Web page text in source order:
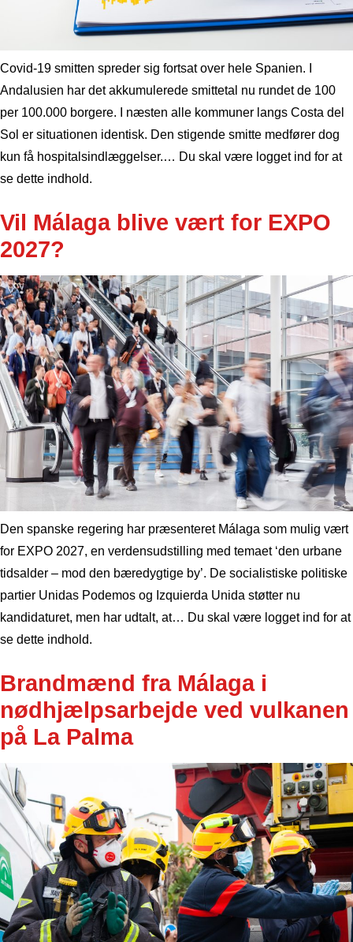
Covid-19 smitten spreder sig fortsat over hele Spanien. I
Andalusien har det akkumulerede smittetal nu rundet de 100
per 100.000 borgere. I næsten alle kommuner langs Costa del
Sol er situationen identisk. Den stigende smitte medfører dog
kun få hospitalsindlæggelser.… Du skal være logget ind for at
se dette indhold.
Vil Málaga blive vært for EXPO
2027?
Den spanske regering har præsenteret Málaga som mulig vært
for EXPO 2027, en verdensudstilling med temaet ‘den urbane
tidsalder – mod den bæredygtige by’. De socialistiske politiske
partier Unidas Podemos og Izquierda Unida støtter nu
kandidaturet, men har udtalt, at… Du skal være logget ind for at
se dette indhold.
Brandmænd fra Málaga i
nødhjælpsarbejde ved vulkanen
på La Palma